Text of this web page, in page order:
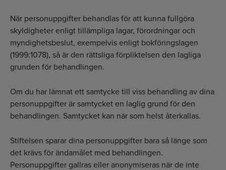
När personuppgifter behandlas för att kunna fullgöra
skyldigheter enligt tillämpliga lagar, förordningar och
myndighetsbeslut, exempelvis enligt bokföringslagen
(1999:1078), så är den rättsliga förpliktelsen den lagliga
grunden för behandlingen.
Om du har lämnat ett samtycke till viss behandling av dina
personuppgifter är samtycket en laglig grund för den
behandlingen. Samtycket kan när som helst återkallas.
Stiftelsen sparar dina personuppgifter bara så länge som
det krävs för ändamålet med behandlingen.
Personuppgifter gallras eller anonymiseras när de inte